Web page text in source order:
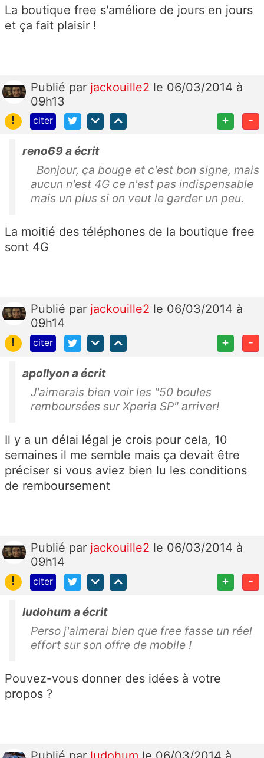
La boutique free s'améliore de jours en jours
et ça fait plaisir !
Publié par jackouille2 le 06/03/2014 à
09h13
!
citer + -
reno69 a écrit
Bonjour, ça bouge et c'est bon signe, mais
aucun n'est 4G ce n'est pas indispensable
mais un plus si on veut le garder un peu.
La moitié des téléphones de la boutique free
sont 4G
Publié par jackouille2 le 06/03/2014 à
09h14
!
citer + -
apollyon a écrit
J'aimerais bien voir les "50 boules
remboursées sur Xperia SP" arriver!
Il y a un délai légal je crois pour cela, 10
semaines il me semble mais ça devait être
préciser si vous aviez bien lu les conditions
de remboursement
Publié par jackouille2 le 06/03/2014 à
09h14
!
citer + -
ludohum a écrit
Perso j'aimerai bien que free fasse un réel
effort sur son offre de mobile !
Pouvez-vous donner des idées à votre
propos ?